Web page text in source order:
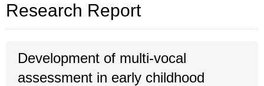
Research Report
Development of multi-vocal
assessment in early childhood